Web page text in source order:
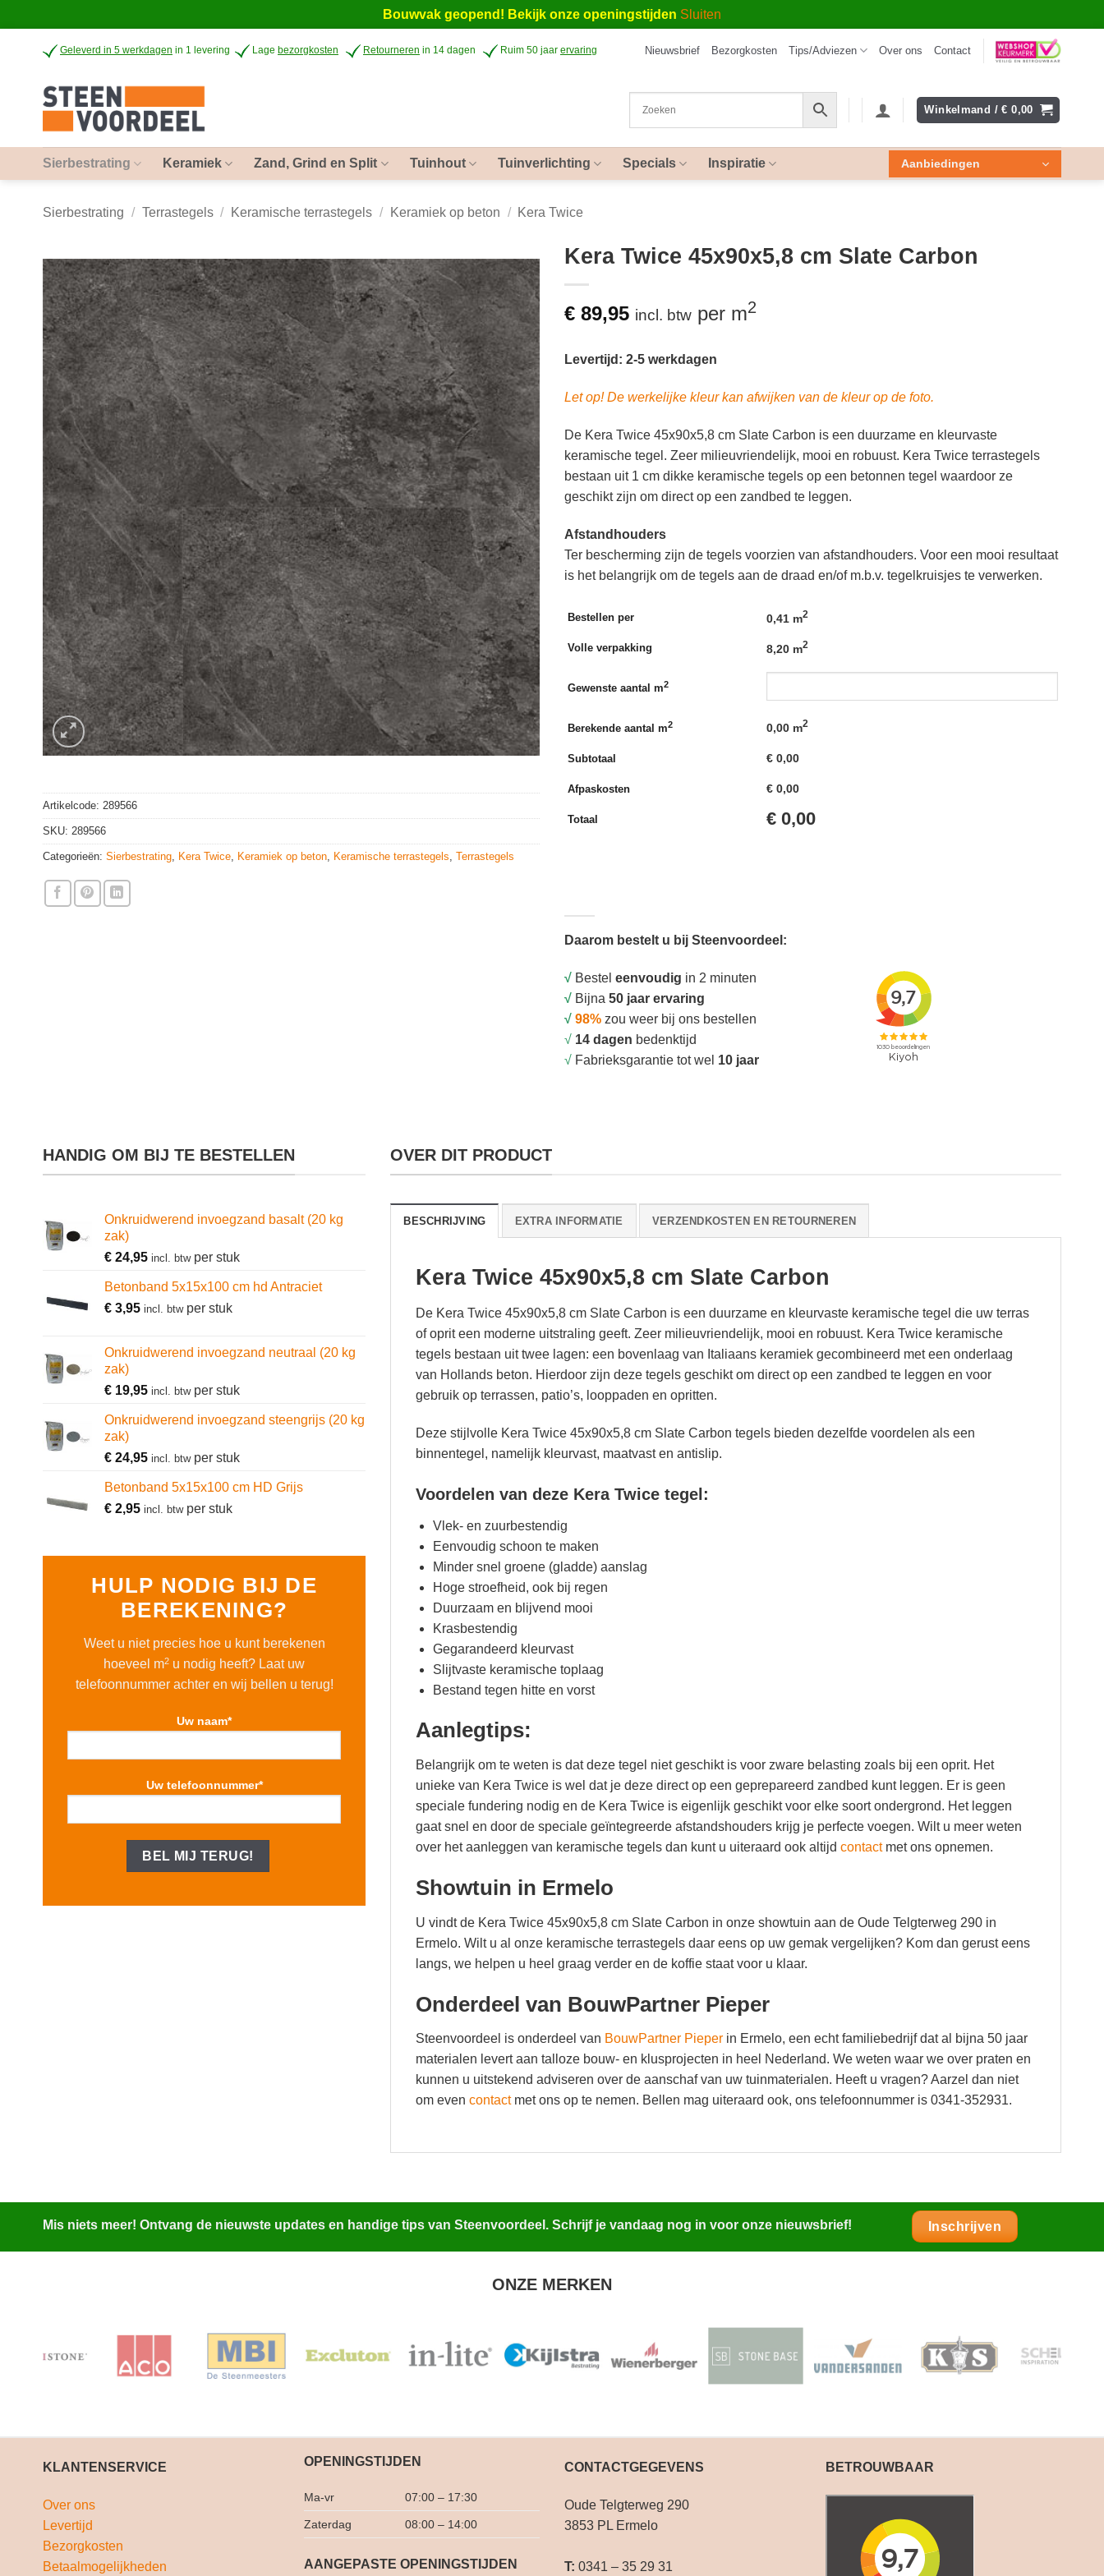
Bouwvak geopend! Bekijk onze openingstijden Sluiten
Geleverd in 5 werkdagen in 1 levering Lage bezorgkosten Retourneren in 14 dagen Ruim 50 jaar ervaring Nieuwsbrief Bezorgkosten Tips/Adviezen Over ons Contact
Winkelmand /€ 0,00
Sierbestrating Keramiek Zand, Grind en Split Tuinhout Tuinverlichting Specials Inspiratie Aanbiedingen
Sierbestrating / Terrastegels / Keramische terrastegels / Keramiek op beton / Kera Twice
Artikelcode: 289566
SKU: 289566
Categorieën: Sierbestrating Kera Twice Keramiek op beton Keramische terrastegels Terrastegels
Kera Twice 45x90x5,8 cm Slate Carbon
€ 89,95 incl. btw per m2
Levertijd: 2-5 werkdagen
Let op! De werkelijke kleur kan afwijken van de kleur op de foto.
De Kera Twice 45x90x5,8 cm Slate Carbon is een duurzame en kleurvaste
keramische tegel. Zeer milieuvriendelijk, mooi en robuust. Kera Twice terrastegels
bestaan uit 1 cm dikke keramische tegels op een betonnen tegel waardoor ze
geschikt zijn om direct op een zandbed te leggen.
Afstandhouders
Ter bescherming zijn de tegels voorzien van afstandhouders. Voor een mooi resultaat
is het belangrijk om de tegels aan de draad en/of m.b.v. tegelkruisjes te verwerken.
Bestellen per 0,41 m2
Volle verpakking 8,20 m2
Gewenste aantal m2
Berekende aantal m2 0,00 m2
Subtotaal €0,00
Afpaskosten €0,00
Totaal € 0,00
Daarom bestelt u bij Steenvoordeel:
√ Bestel eenvoudig in 2 minuten
√ Bijna 50 jaar ervaring
√ 98% zou weer bij ons bestellen
√ 14 dagen bedenktijd
√ Fabrieksgarantie tot wel 10 jaar
HANDIG OM BIJ TE BESTELLEN
Onkruidwerend invoegzand basalt (20 kg
zak)
€ 24,95 incl. btwper stuk
Betonband 5x15x100 cm hd Antraciet
€ 3,95 incl. btwper stuk
Onkruidwerend invoegzand neutraal (20 kg
zak)
€ 19,95 incl. btwper stuk
Onkruidwerend invoegzand steengrijs (20 kg
zak)
€ 24,95 incl. btwper stuk
Betonband 5x15x100 cm HD Grijs
€ 2,95 incl. btwper stuk
HULP NODIG BIJ DE
BEREKENING?
Weet u niet precies hoe u kunt berekenen
hoeveel m2 u nodig heeft? Laat uw
telefoonnummer achter en wij bellen u terug!
Uw naam*
Uw telefoonnummer*
OVER DIT PRODUCT
BESCHRIJVING EXTRA INFORMATIE VERZENDKOSTEN EN RETOURNEREN
Kera Twice 45x90x5,8 cm Slate Carbon
De Kera Twice 45x90x5,8 cm Slate Carbon is een duurzame en kleurvaste keramische tegel die uw terras
of oprit een moderne uitstraling geeft. Zeer milieuvriendelijk, mooi en robuust. Kera Twice keramische
tegels bestaan uit twee lagen: een bovenlaag van Italiaans keramiek gecombineerd met een onderlaag
van Hollands beton. Hierdoor zijn deze tegels geschikt om direct op een zandbed te leggen en voor
gebruik op terrassen, patio’s, looppaden en opritten.
Deze stijlvolle Kera Twice 45x90x5,8 cm Slate Carbon tegels bieden dezelfde voordelen als een
binnentegel, namelijk kleurvast, maatvast en antislip.
Voordelen van deze Kera Twice tegel:
Vlek- en zuurbestendig
Eenvoudig schoon te maken
Minder snel groene (gladde) aanslag
Hoge stroefheid, ook bij regen
Duurzaam en blijvend mooi
Krasbestendig
Gegarandeerd kleurvast
Slijtvaste keramische toplaag
Bestand tegen hitte en vorst
Aanlegtips:
Belangrijk om te weten is dat deze tegel niet geschikt is voor zware belasting zoals bij een oprit. Het
unieke van Kera Twice is wel dat je deze direct op een geprepareerd zandbed kunt leggen. Er is geen
speciale fundering nodig en de Kera Twice is eigenlijk geschikt voor elke soort ondergrond. Het leggen
gaat snel en door de speciale geïntegreerde afstandshouders krijg je perfecte voegen. Wilt u meer weten
over het aanleggen van keramische tegels dan kunt u uiteraard ook altijdcontactmet ons opnemen.
Showtuin in Ermelo
U vindt de Kera Twice 45x90x5,8 cm Slate Carbon in onze showtuin aan de Oude Telgterweg 290 in
Ermelo. Wilt u al onze keramische terrastegels daar eens op uw gemak vergelijken? Kom dan gerust eens
langs, we helpen u heel graag verder en de koffie staat voor u klaar.
Onderdeel van BouwPartner Pieper
Steenvoordeel is onderdeel van BouwPartner Pieper in Ermelo, een echt familiebedrijf dat al bijna 50 jaar
materialen levert aan talloze bouw- en klusprojecten in heel Nederland. We weten waar we over praten en
kunnen u uitstekend adviseren over de aanschaf van uw tuinmaterialen. Heeft u vragen? Aarzel dan niet
om evencontactmet ons op te nemen. Bellen mag uiteraard ook, ons telefoonnummer is 0341-352931.
Mis niets meer! Ontvang de nieuwste updates en handige tips van Steenvoordeel. Schrijf je vandaag nog in voor onze nieuwsbrief! Inschrijven
ONZE MERKEN
KLANTENSERVICE
Over ons
Levertijd
Bezorgkosten
Betaalmogelijkheden
OPENINGSTIJDEN
Ma-vr 07:00 – 17:30
Zaterdag 08:00 – 14:00
AANGEPASTE OPENINGSTIJDEN
CONTACTGEGEVENS
Oude Telgterweg 290
3853 PL Ermelo
T: 0341 – 35 29 31
BETROUWBAAR